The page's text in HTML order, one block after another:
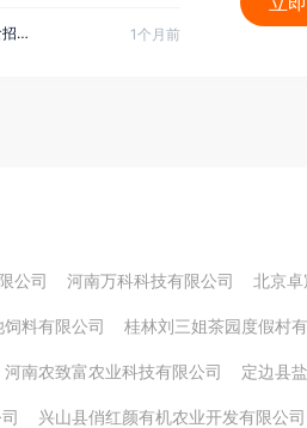
理 1个月前
公司 河南万科科技有限公司 北京卓
料有限公司 桂林刘三姐茶园度假村
河南农致富农业科技有限公司 定边县
兴山县俏红颜有机农业开发有限公司